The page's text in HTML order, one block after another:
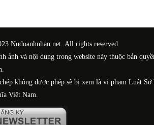
Nudoanhnhan.net. All rights reserved
ảnh và nội dung trong website này thuộc bản
không được phép sẽ bị xem là vi phạm Luật
Việt Nam.